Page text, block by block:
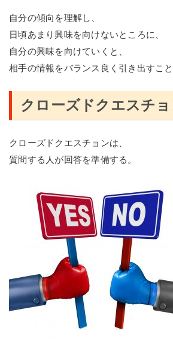
自分の傾向を理解し、
日頃あまり興味を向けないところに、
自分の興味を向けていくと、
相手の情報をバランス良く引き出すこと
クローズドクエスチ
クローズドクエスチョンは、
質問する人が回答を準備する。